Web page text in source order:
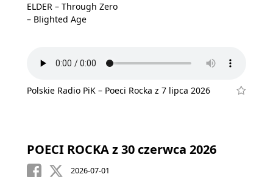
ELDER – Through Zero
– Blighted Age
Polskie Radio PiK – Poeci Rocka z 7 lipca 2026
POECI ROCKA z 30 czerwca 2026
2026-07-01